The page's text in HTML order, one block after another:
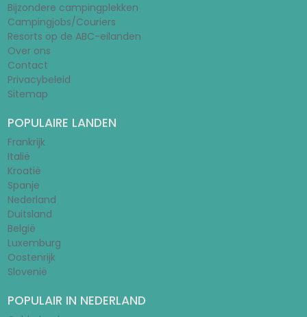
Bijzondere campingplekken
Campingjobs/Couriers
Resorts op de ABC-eilanden
Over ons
Contact
Privacybeleid
Sitemap
POPULAIRE LANDEN
Frankrijk
Italië
Kroatië
Spanje
Nederland
Duitsland
België
Luxemburg
Oostenrijk
Slovenië
POPULAIR IN NEDERLAND